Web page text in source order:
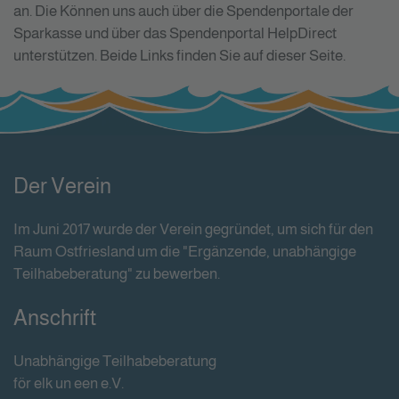
an. Die Können uns auch über die Spendenportale der
Sparkasse und über das Spendenportal HelpDirect
unterstützen. Beide Links finden Sie auf dieser Seite.
Der Verein
Im Juni 2017 wurde der Verein gegründet, um sich für den
Raum Ostfriesland um die "Ergänzende, unabhängige
Teilhabeberatung" zu bewerben.
Anschrift
Unabhängige Teilhabeberatung
för elk un een e.V.